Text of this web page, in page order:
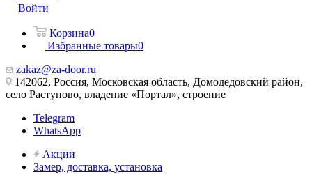
Войти
Корзина0
Избранные товары0
zakaz@za-door.ru
142062, Россия, Московская область, Домодедовский район,
село Растуново, владение «Портал», строение
Telegram
WhatsApp
Акции
Замер, доставка, установка